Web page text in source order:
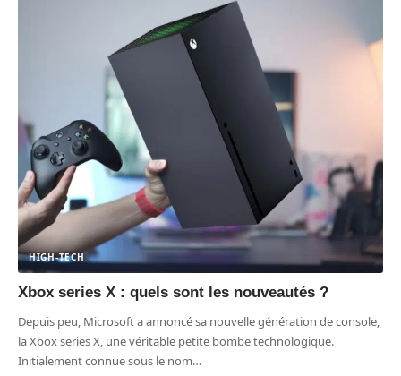
HIGH-TECH
Xbox series X : quels sont les nouveautés ?
Depuis peu, Microsoft a annoncé sa nouvelle génération de console,
la Xbox series X, une véritable petite bombe technologique.
Initialement connue sous le nom…